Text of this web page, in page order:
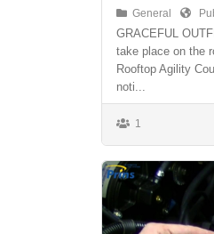
General
GRACEFUL
take place on the
Rooftop Agility
noti...
1